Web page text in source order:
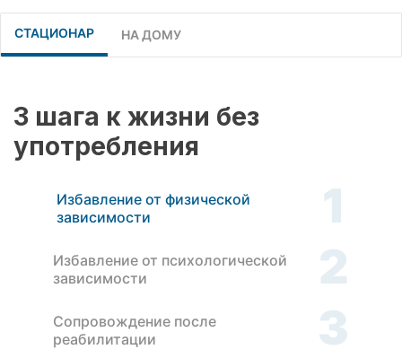
СТАЦИОНАР НА ДОМУ
3 шага к жизни без
употребления
Избавление от физической
зависимости
1
Избавление от психологической
зависимости
2
Сопровождение после
реабилитации
3